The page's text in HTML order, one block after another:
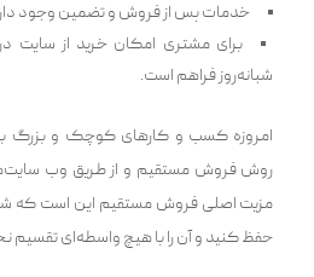
خدمات پس از فروش و تضمین وجود
برای مشتری امکان خرید از سایت
شبانه‌روز‌ فراهم است.
امروزه کسب و کارهای کوچک و بزرگ
روش فروش مستقیم و از طریق وب
مزیت اصلی فروش مستقیم این است که
حفظ کنید و آن را با هیچ واسطه‌ای تقسیم